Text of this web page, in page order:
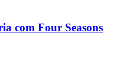
com Four Seasons